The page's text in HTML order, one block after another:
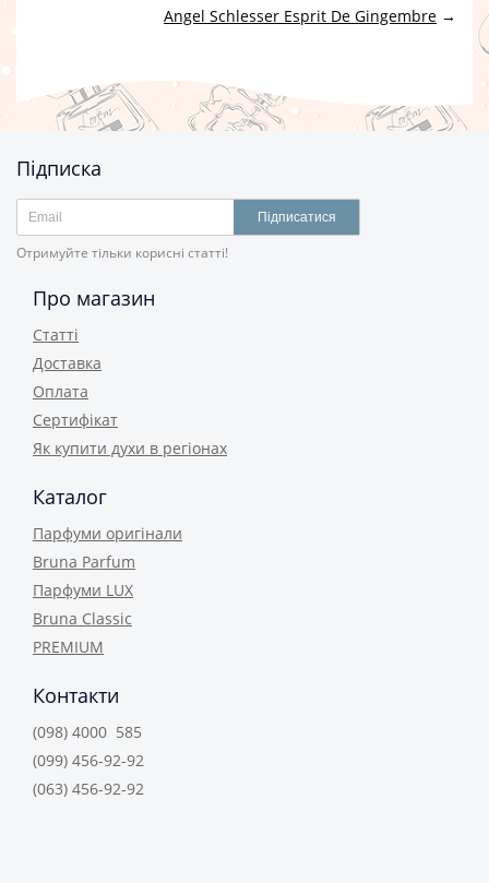
Angel Schlesser Esprit De Gingembre →
Підписка
Підписатися
Отримуйте тільки корисні статті!
Про магазин
Статті
Доставка
Оплата
Сертифікат
Як купити духи в регіонах
Каталог
Парфуми оригінали
Bruna Parfum
Парфуми LUX
Bruna Classic
PREMIUM
Контакти
(098) 4000 585
(099) 456-92-92
(063) 456-92-92